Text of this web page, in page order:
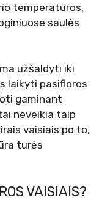
temperatūros,
saulės
užšaldyti iki
laikyti pasifloros
gaminant
neveikia taip
vaisiais po to,
turės
VAISIAIS?